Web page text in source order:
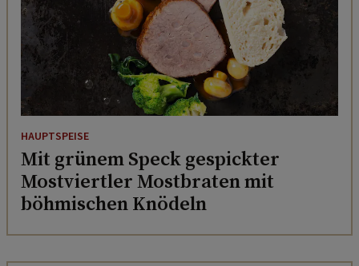
HAUPTSPEISE
Mit grünem Speck gespickter
Mostviertler Mostbraten mit
böhmischen Knödeln